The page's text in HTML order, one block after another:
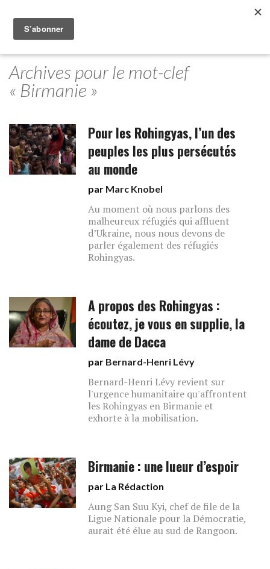
Archives pour le mot-clef
« Birmanie »
Pour les Rohingyas, l’un des
peuples les plus persécutés
au monde
par Marc Knobel
Au moment où nous parlons des
malheureux réfugiés qui affluent
d’Ukraine, nous nous devons de
parler également des réfugiés
Rohingyas.
A propos des Rohingyas :
écoutez, je vous en supplie, la
dame de Dacca
par Bernard-Henri Lévy
Bernard-Henri Lévy revient sur
l'urgence humanitaire qu'affrontent
les Rohingyas en Birmanie et
exhorte à la mobilisation.
Birmanie : une lueur d’espoir
par La Rédaction
Aung San Suu Kyi, chef de file de la
Ligue Nationale pour la Démocratie,
aurait été élue au sud de Rangoon.